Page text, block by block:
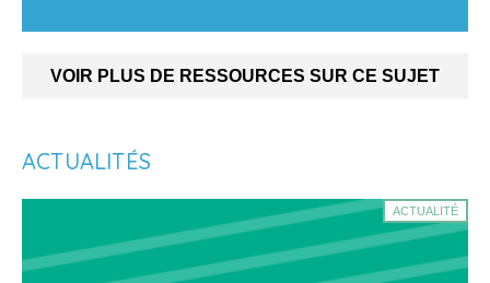
VOIR PLUS DE RESSOURCES SUR CE SUJET
ACTUALITÉS
ACTUALITÉ